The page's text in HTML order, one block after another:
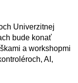
Univerzitnej
bude konať
a workshopmi
AI,